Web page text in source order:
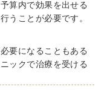
算内で効果を出せる
うことが必要です。
要になることもある
ックで治療を受ける